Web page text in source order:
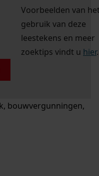
Voorbeelden van
gebruik van deze
leestekens en meer
zoektips vindt u hier.
bouwvergunningen,